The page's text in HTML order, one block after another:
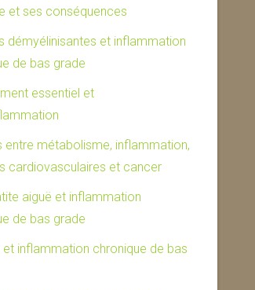
et ses conséquences
démyélinisantes et inflammation
de bas grade
essentiel et
entre métabolisme, inflammation,
cardiovasculaires et cancer
aiguë et inflammation
de bas grade
et inflammation chronique de bas